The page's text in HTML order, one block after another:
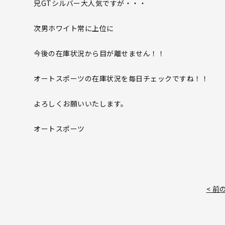
兄GTシルバー大人気ですが・・・
次男ホワイト常に上位に
今後の在庫状況から目が離せません！！
オートスポーツの在庫状況を毎日チェックですね！！
よろしくお願いいたします。
オートスポーツ
< 前